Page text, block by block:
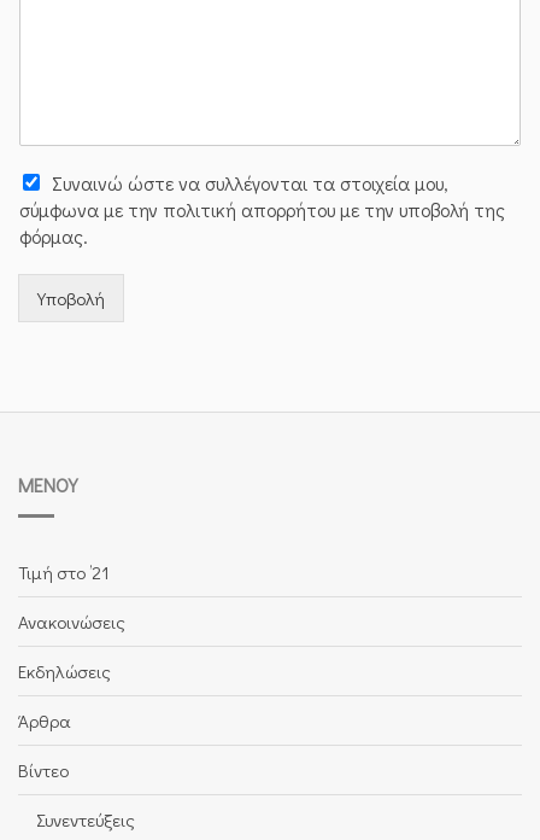
Συναινώ ώστε να συλλέγoνται τα στοιχεία μου,
σύμφωνα με την πολιτική απορρήτου με την υποβολή της
φόρμας.
Υποβολή
ΜΕΝΟΎ
Τιμή στο ’21
Ανακοινώσεις
Εκδηλώσεις
Άρθρα
Βίντεο
Συνεντεύξεις